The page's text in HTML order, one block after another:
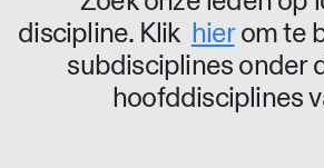
discipline. Klik hierom te
subdisciplines onder
hoofddisciplines